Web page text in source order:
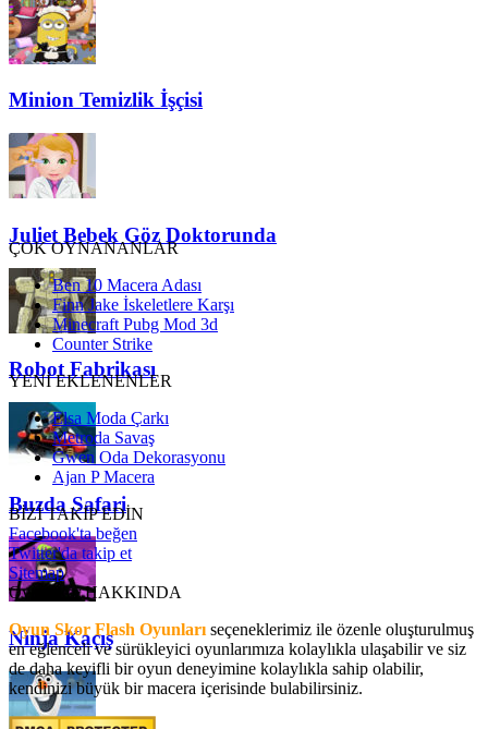
Minion Temizlik İşçisi
Juliet Bebek Göz Doktorunda
Robot Fabrikası
Buzda Safari
Ninja Kaçış
ÇOK OYNANANLAR
Ben 10 Macera Adası
Finn Jake İskeletlere Karşı
Minecraft Pubg Mod 3d
Counter Strike
YENİ EKLENENLER
Elsa Moda Çarkı
Metroda Savaş
Gwen Oda Dekorasyonu
Ajan P Macera
BİZİ TAKİP EDİN
Facebook'ta beğen
Twitter'da takip et
Sitemap
OyunSkor HAKKINDA
Oyun Skor Flash Oyunları seçeneklerimiz ile özenle oluşturulmuş
en eğlenceli ve sürükleyici oyunlarımıza kolaylıkla ulaşabilir ve siz
de daha keyifli bir oyun deneyimine kolaylıkla sahip olabilir,
kendinizi büyük bir macera içerisinde bulabilirsiniz.